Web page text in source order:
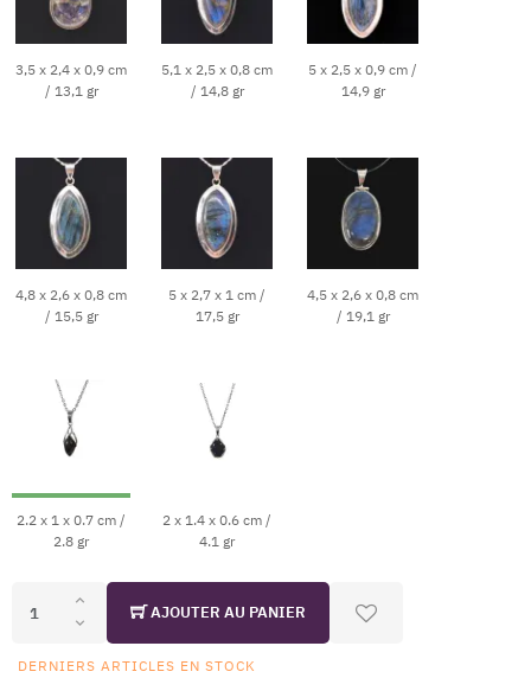
3,5 x 2,4 x 0,9 cm
/ 13,1 gr
5,1 x 2,5 x 0,8 cm
/ 14,8 gr
5 x 2,5 x 0,9 cm /
14,9 gr
4,8 x 2,6 x 0,8 cm
/ 15,5 gr
5 x 2,7 x 1 cm /
17,5 gr
4,5 x 2,6 x 0,8 cm
/ 19,1 gr
2.2 x 1 x 0.7 cm /
2.8 gr
2 x 1.4 x 0.6 cm /
4.1 gr
AJOUTER AU PANIER
DERNIERS ARTICLES EN STOCK